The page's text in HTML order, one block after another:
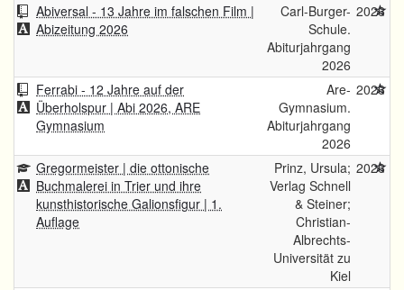
Abiversal - 13 Jahre im falschen Film |
Abizeitung 2026
Carl-Burger-
Schule.
Abiturjahrgang
2026
2026
Ferrabi - 12 Jahre auf der
Überholspur | Abi 2026, ARE
Gymnasium
Are-
Gymnasium.
Abiturjahrgang
2026
2026
Gregormeister | die ottonische
Buchmalerei in Trier und ihre
kunsthistorische Galionsfigur | 1.
Auflage
Prinz, Ursula;
Verlag Schnell
& Steiner;
Christian-
Albrechts-
Universität zu
Kiel
2026